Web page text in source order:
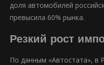
доля автомобилей
превысила 60% рынка.
Резкий рост
По данным «Автостата», в